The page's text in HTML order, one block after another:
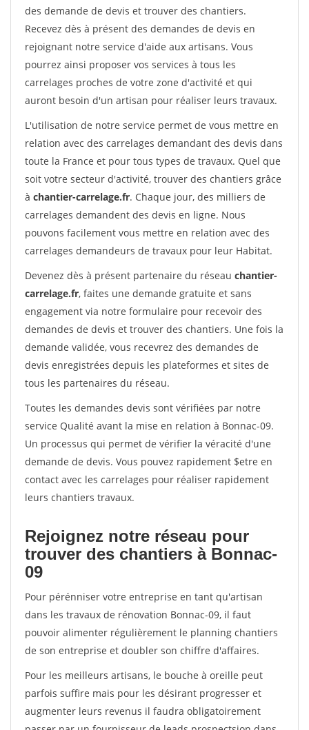
des demande de devis et trouver des chantiers.
Recevez dès à présent des demandes de devis en
rejoignant notre service d'aide aux artisans. Vous
pourrez ainsi proposer vos services à tous les
carrelages proches de votre zone d'activité et qui
auront besoin d'un artisan pour réaliser leurs travaux.
L'utilisation de notre service permet de vous mettre en
relation avec des carrelages demandant des devis dans
toute la France et pour tous types de travaux. Quel que
soit votre secteur d'activité, trouver des chantiers grâce
à chantier-carrelage.fr. Chaque jour, des milliers de
carrelages demandent des devis en ligne. Nous
pouvons facilement vous mettre en relation avec des
carrelages demandeurs de travaux pour leur Habitat.
Devenez dès à présent partenaire du réseau chantier-
carrelage.fr, faites une demande gratuite et sans
engagement via notre formulaire pour recevoir des
demandes de devis et trouver des chantiers. Une fois la
demande validée, vous recevrez des demandes de
devis enregistrées depuis les plateformes et sites de
tous les partenaires du réseau.
Toutes les demandes devis sont vérifiées par notre
service Qualité avant la mise en relation à Bonnac-09.
Un processus qui permet de vérifier la véracité d'une
demande de devis. Vous pouvez rapidement $etre en
contact avec les carrelages pour réaliser rapidement
leurs chantiers travaux.
Rejoignez notre réseau pour
trouver des chantiers à Bonnac-
09
Pour pérénniser votre entreprise en tant qu'artisan
dans les travaux de rénovation Bonnac-09, il faut
pouvoir alimenter régulièrement le planning chantiers
de son entreprise et doubler son chiffre d'affaires.
Pour les meilleurs artisans, le bouche à oreille peut
parfois suffire mais pour les désirant progresser et
augmenter leurs revenus il faudra obligatoirement